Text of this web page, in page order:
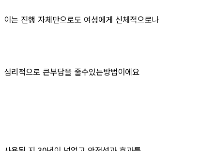
이는 진행 자체만으로도 여성에게 신체적으로나
심리적으로 큰부담을 줄수있는방법이에요